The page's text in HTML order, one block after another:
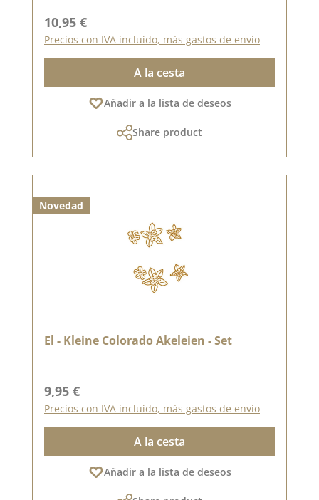
Precio normal:
10,95 €
Precios con IVA incluido, más gastos de envío
A la cesta
Añadir a la lista de deseos
Share product
Novedad
El - Kleine Colorado Akeleien - Set
Precio normal:
9,95 €
Precios con IVA incluido, más gastos de envío
A la cesta
Añadir a la lista de deseos